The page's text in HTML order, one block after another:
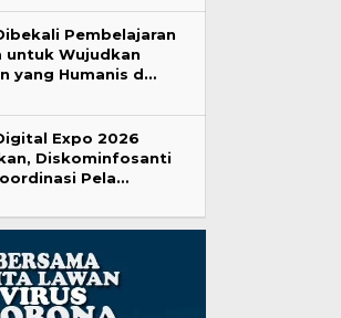
Pembelajaran
untuk Wujudkan
yang Humanis d…
Expo 2026
Diskominfosanti
Pela…